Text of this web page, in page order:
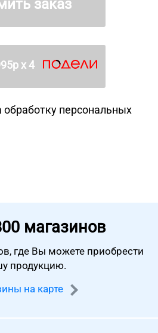
заказ
р х 4
обработку персональных
магазинов
где Вы можете приобрести
продукцию.
на карте